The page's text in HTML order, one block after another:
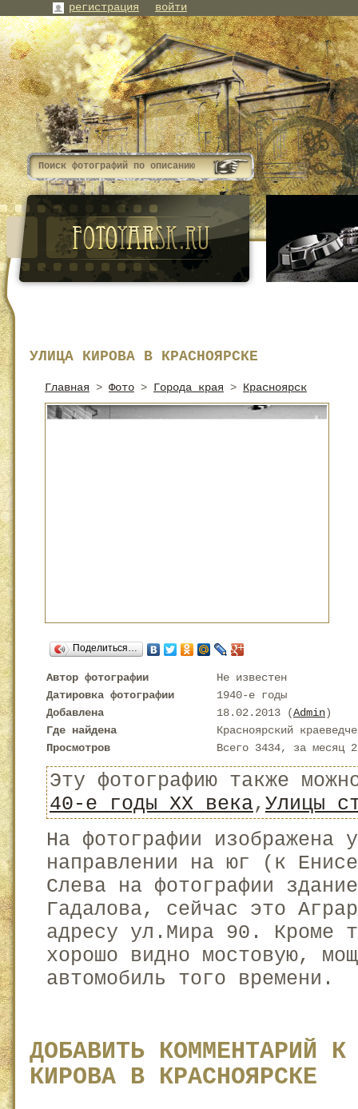
УЛИЦА КИРОВА В КРАСНОЯРСКЕ
Главная > Фото > Города края > Красноярск
Поделиться…
Автор фотографии
Не известен
Датировка фотографии
1940-е годы
Добавлена
18.02.2013 (Admin)
Где найдена
Красноярский
Просмотров
Всего 3434, за месяц
Эту фотографию также
40-е годы XX века, Улицы
На фотографии изображена
направлении на юг (к
Слева на фотографии
Гадалова, сейчас это
адресу ул.Мира 90. Кроме
хорошо видно мостовую,
автомобиль того времени.
ДОБАВИТЬ КОММЕНТАРИЙ
КИРОВА В КРАСНОЯРСКЕ
регистрация войти